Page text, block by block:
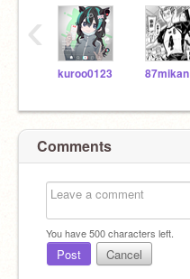
kuroo0123 87mikan
‹
Comments
You have500characters left.
Post Cancel